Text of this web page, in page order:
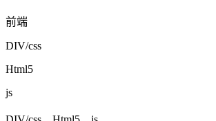
前端
DIV/css
Html5
js